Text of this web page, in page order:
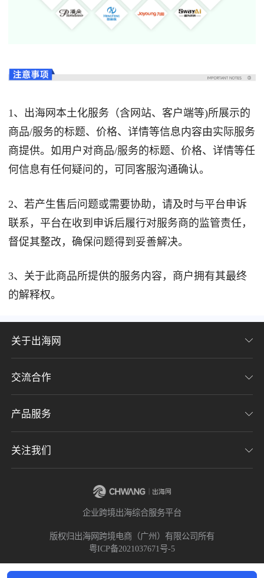
1、出海网本土化服务（含网站、客户端等)所展示的
商品/服务的标题、价格、详情等信息内容由实际服务
商提供。如用户对商品/服务的标题、价格、详情等任
何信息有任何疑问的，可同客服沟通确认。
2、若产生售后问题或需要协助，请及时与平台申诉
联系，平台在收到申诉后履行对服务商的监管责任，
督促其整改，确保问题得到妥善解决。
3、关于此商品所提供的服务内容，商户拥有其最终
的解释权。
关于出海网
关于我们
加入我们
隐私协议
交流合作
联系我们
意见反馈
产品服务
CHWE全球跨境电商展
关注我们
企业跨境出海综合服务平台
版权归出海网跨境电商（广州）有限公司所有
粤ICP备2021037671号-5